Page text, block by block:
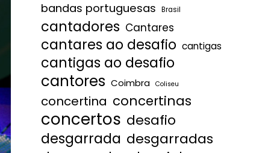
bandas portuguesas Brasil
cantadores Cantares
cantares ao desafio cantigas
cantigas ao desafio
cantores Coimbra Coliseu
concertina concertinas
concertos desafio
desgarrada desgarradas